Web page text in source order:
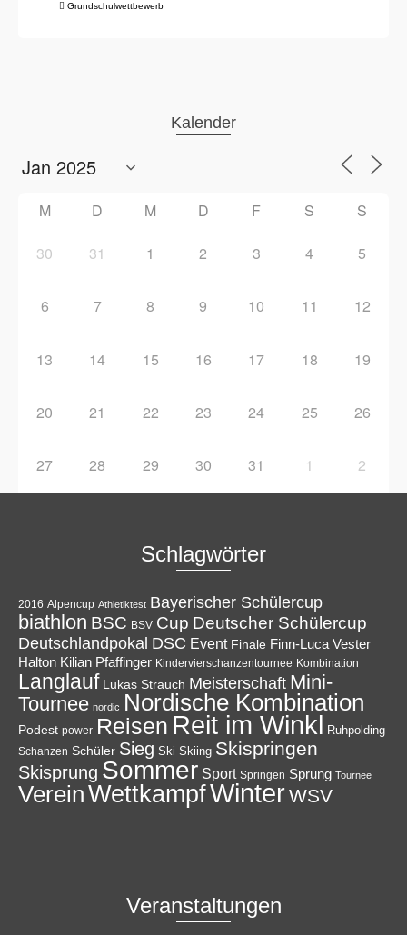
Grundschulwettbewerb
Kalender
M D M D F S S
30 31 1 2 3 4 5
6 7 8 9 10 11 12
13 14 15 16 17 18 19
20 21 22 23 24 25 26
27 28 29 30 31 1 2
Schlagwörter
2016 Alpencup Athletiktest Bayerischer Schülercup
biathlon BSC BSV Cup Deutscher Schülercup
Deutschlandpokal DSC Event Finale Finn-Luca Vester
Halton Kilian Pfaffinger Kindervierschanzentournee Kombination
Langlauf Lukas Strauch Meisterschaft Mini-
Tournee nordic Nordische Kombination
Podest power Reisen Reit im Winkl Ruhpolding
Schanzen Schüler Sieg Ski Skiing Skispringen
Skisprung Sommer Sport Springen Sprung Tournee
VereinWettkampfWinterWSV
Veranstaltungen